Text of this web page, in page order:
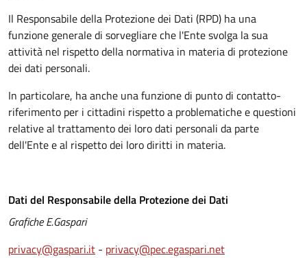
Il Responsabile della Protezione dei Dati (RPD) ha una
funzione generale di sorvegliare che l'Ente svolga la sua
attività nel rispetto della normativa in materia di protezione
dei dati personali.
In particolare, ha anche una funzione di punto di contatto-
riferimento per i cittadini rispetto a problematiche e questioni
relative al trattamento dei loro dati personali da parte
dell'Ente e al rispetto dei loro diritti in materia.
Dati del Responsabile della Protezione dei Dati
Grafiche E.Gaspari
privacy@gaspari.it - privacy@pec.egaspari.net